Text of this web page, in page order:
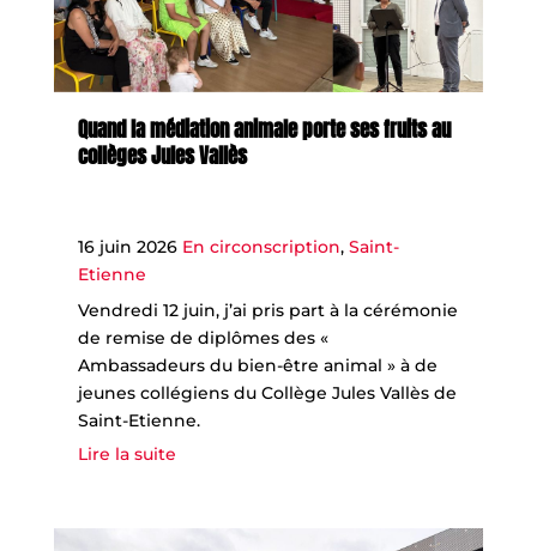
Quand la médiation animale porte ses fruits au
collèges Jules Vallès
16 juin 2026 En circonscription, Saint-
Etienne
Vendredi 12 juin, j’ai pris part à la cérémonie
de remise de diplômes des «
Ambassadeurs du bien-être animal » à de
jeunes collégiens du Collège Jules Vallès de
Saint-Etienne.
Lire la suite